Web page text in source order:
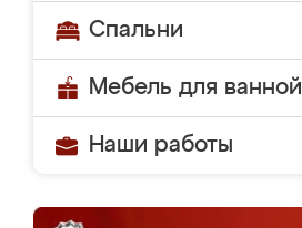
Спальни
Мебель для ванной
Наши работы